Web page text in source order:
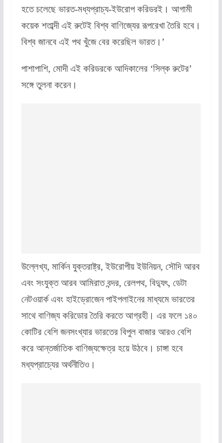
হতে চলেছে ভারত-মধ্যপ্রাচ্য-ইউরোপ করিডরই। আগামী
কয়েক শতাব্দী এই রুটেই বিশ্ব বাণিজ্যের রূপরেখা তৈরি হবে।
বিশ্ব জানবে এই পথ খুঁজে বের করেছিল ভারত।’
পাশাপাশি, মোদী এই করিডরকে আদিকালের ‘সিল্ক রুটের’
সঙ্গে তুলনা করেন।
উল্লেখ্য, মার্কিন যুক্তরাষ্ট্র, ইউরোপীয় ইউনিয়ন, সৌদি আরব
এবং সংযুক্ত আরব আমিরাত বন্দর, রেলপথ, বিদ্যুৎ, ডেটা
নেটওয়ার্ক এবং হাইড্রোজেন পাইপলাইনের মাধ্যমে ভারতের
সাথে বাণিজ্য করিডোর তৈরি করতে আগ্রহী। এর ফলে ১৪০
কোটির বেশি জনসংখ্যার ভারতের বিপুল বাজার আরও বেশি
করে আন্তর্জাতিক বাণিজ্যক্ষেত্র হয়ে উঠবে। চাঙ্গা হবে
মধ্যপ্রাচ্যের অর্থনীতিও।